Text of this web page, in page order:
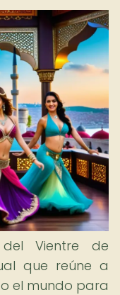
Vientre de
que reúne a
el mundo para